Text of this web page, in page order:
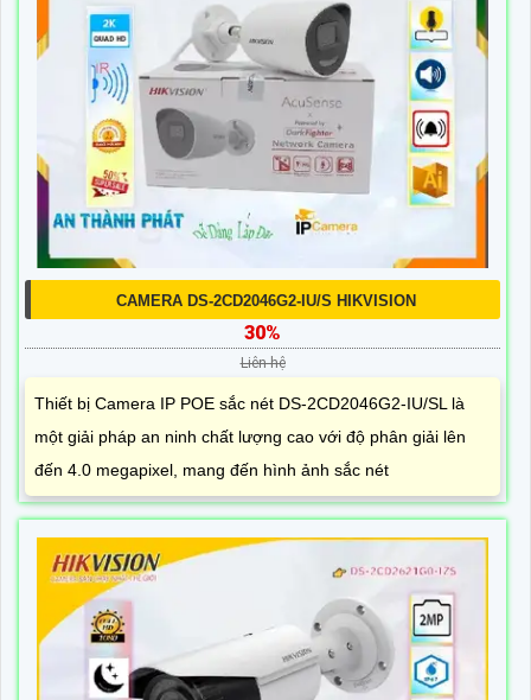
CAMERA DS-2CD2046G2-IU/S HIKVISION
30%
Liên hệ
Thiết bị Camera IP POE sắc nét DS-2CD2046G2-IU/SL là
một giải pháp an ninh chất lượng cao với độ phân giải lên
đến 4.0 megapixel, mang đến hình ảnh sắc nét